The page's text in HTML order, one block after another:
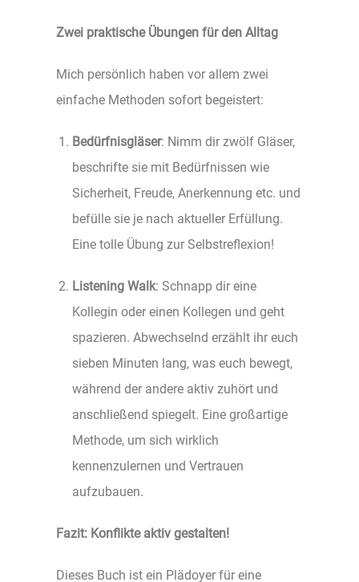
Zwei praktische Übungen für den Alltag
Mich persönlich haben vor allem zwei
einfache Methoden sofort begeistert:
Bedürfnisgläser: Nimm dir zwölf Gläser,
beschrifte sie mit Bedürfnissen wie
Sicherheit, Freude, Anerkennung etc. und
befülle sie je nach aktueller Erfüllung.
Eine tolle Übung zur Selbstreflexion!
Listening Walk: Schnapp dir eine
Kollegin oder einen Kollegen und geht
spazieren. Abwechselnd erzählt ihr euch
sieben Minuten lang, was euch bewegt,
während der andere aktiv zuhört und
anschließend spiegelt. Eine großartige
Methode, um sich wirklich
kennenzulernen und Vertrauen
aufzubauen.
Fazit: Konflikte aktiv gestalten!
Dieses Buch ist ein Plädoyer für eine